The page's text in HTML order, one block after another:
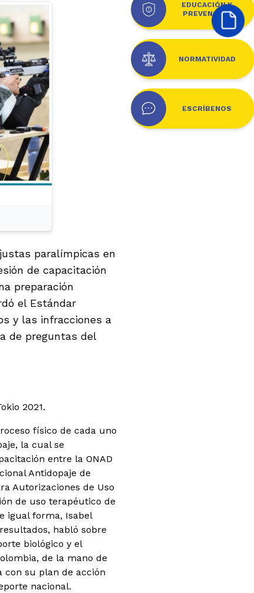
paralímpicas en
de capacitación
preparación
el Estándar
y las infracciones a
de preguntas del
2021.
físico de cada uno
la cual se
entre la ONAD
Antidopaje de
Autorizaciones de Uso
de uso terapéutico de
igual forma, Isabel
habló sobre
biológico y el
de la mano de
con su plan de acción
nacional.
EDUCACIÓN Y
PREVENCIÓN
NORMATIVIDAD
ESCRÍBENOS